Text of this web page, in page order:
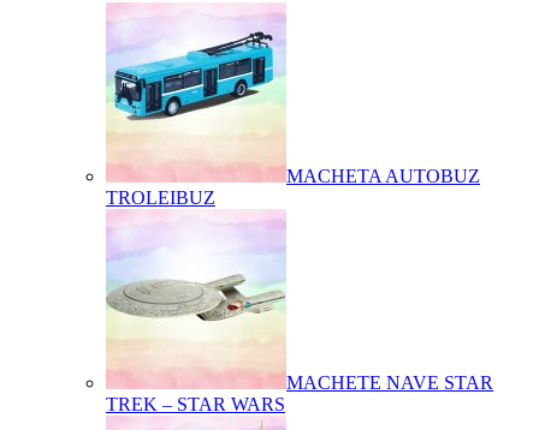
MACHETA AUTOBUZ
TROLEIBUZ
MACHETE NAVE STAR
TREK – STAR WARS